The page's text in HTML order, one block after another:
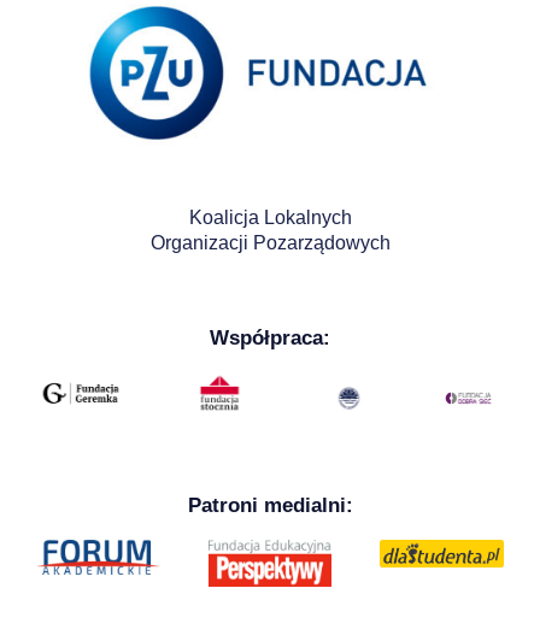
Koalicja Lokalnych
Organizacji Pozarządowych
Współpraca:
Patroni medialni: